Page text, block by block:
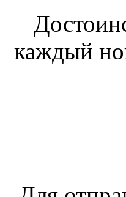
каждый